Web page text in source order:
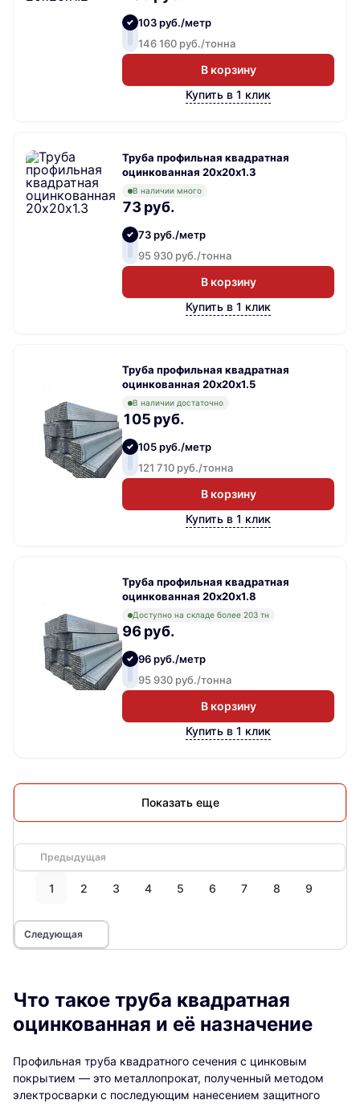
103 руб./метр
146 160 руб./тонна
В корзину
Купить в 1 клик
Труба профильная квадратная
оцинкованная 20х20х1.3
В наличии много
73 руб.
73 руб./метр
95 930 руб./тонна
В корзину
Купить в 1 клик
Труба профильная квадратная
оцинкованная 20х20х1.5
В наличии достаточно
105 руб.
105 руб./метр
121 710 руб./тонна
В корзину
Купить в 1 клик
Труба профильная квадратная
оцинкованная 20х20х1.8
Доступно на складе более 203 тн
96 руб.
96 руб./метр
95 930 руб./тонна
В корзину
Купить в 1 клик
Показать еще
Предыдущая
1 2 3 4 5 6 7 8 9
Следующая
Что такое труба квадратная
оцинкованная и её назначение
Профильная труба квадратного сечения с цинковым
покрытием — это металлопрокат, полученный методом
электросварки с последующим нанесением защитного